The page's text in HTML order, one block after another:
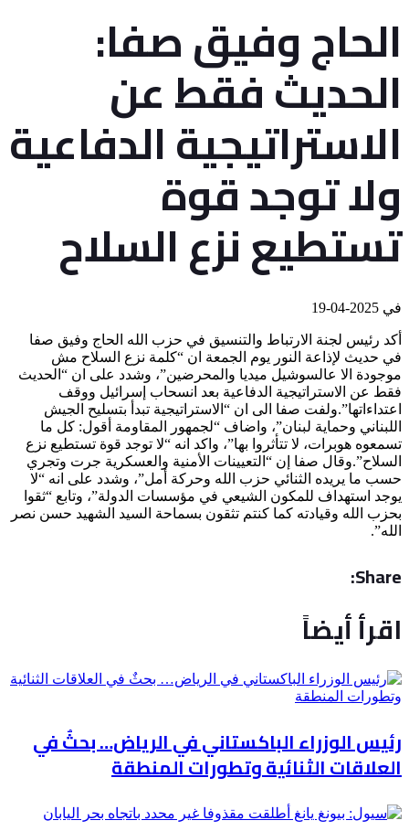
‏الحاج وفيق صفا:
الحديث فقط عن
الاستراتيجية الدفاعية
ولا توجد قوة
تستطيع نزع السلاح
في
أكد رئيس لجنة الارتباط والتنسيق في حزب الله الحاج ‎وفيق صفا
في حديث لإذاعة النور يوم الجمعة ان “كلمة نزع السلاح مش
موجودة الا عالسوشيل ميديا والمحرضين”، وشدد على ان “الحديث
فقط عن الاستراتيجية الدفاعية بعد انسحاب ‎إسرائيل ووقف
اعتداءاتها”.ولفت صفا الى ان “الاستراتيجية تبدأ بتسليح الجيش
اللبناني وحماية لبنان”، واضاف “لجمهور ‎المقاومة أقول: كل ما
تسمعوه هوبرات، لا تتأثروا بها”، واكد انه “لا توجد قوة تستطيع نزع
السلاح”.وقال صفا إن “التعيينات الأمنية والعسكرية جرت وتجري
حسب ما يريده الثنائي ‎حزب الله وحركة أمل”، وشدد على انه “لا
يوجد استهداف للمكون الشيعي في مؤسسات الدولة”، وتابع “ثقوا
بحزب الله وقيادته كما كنتم تثقون بسماحة السيد ‎الشهيد حسن نصر
الله”.
Share:
اقرأ أيضاً
رئيس الوزراء الباكستاني في الرياض… بحثٌ في
العلاقات الثنائية وتطورات المنطقة